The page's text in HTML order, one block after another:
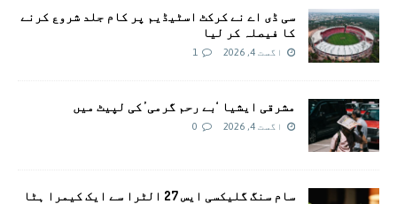
سی ڈی اے نے کرکٹ اسٹیڈیم پر کام جلد شروع کرنے
کا فیصلہ کر لیا
اگست 4, 2026 1
مشرقی ایشیا ‘بے رحم گرمی’ کی لپیٹ میں
اگست 4, 2026 0
سام سنگ گلیکسی ایس 27 الٹرا سے ایک کیمرا ہٹا